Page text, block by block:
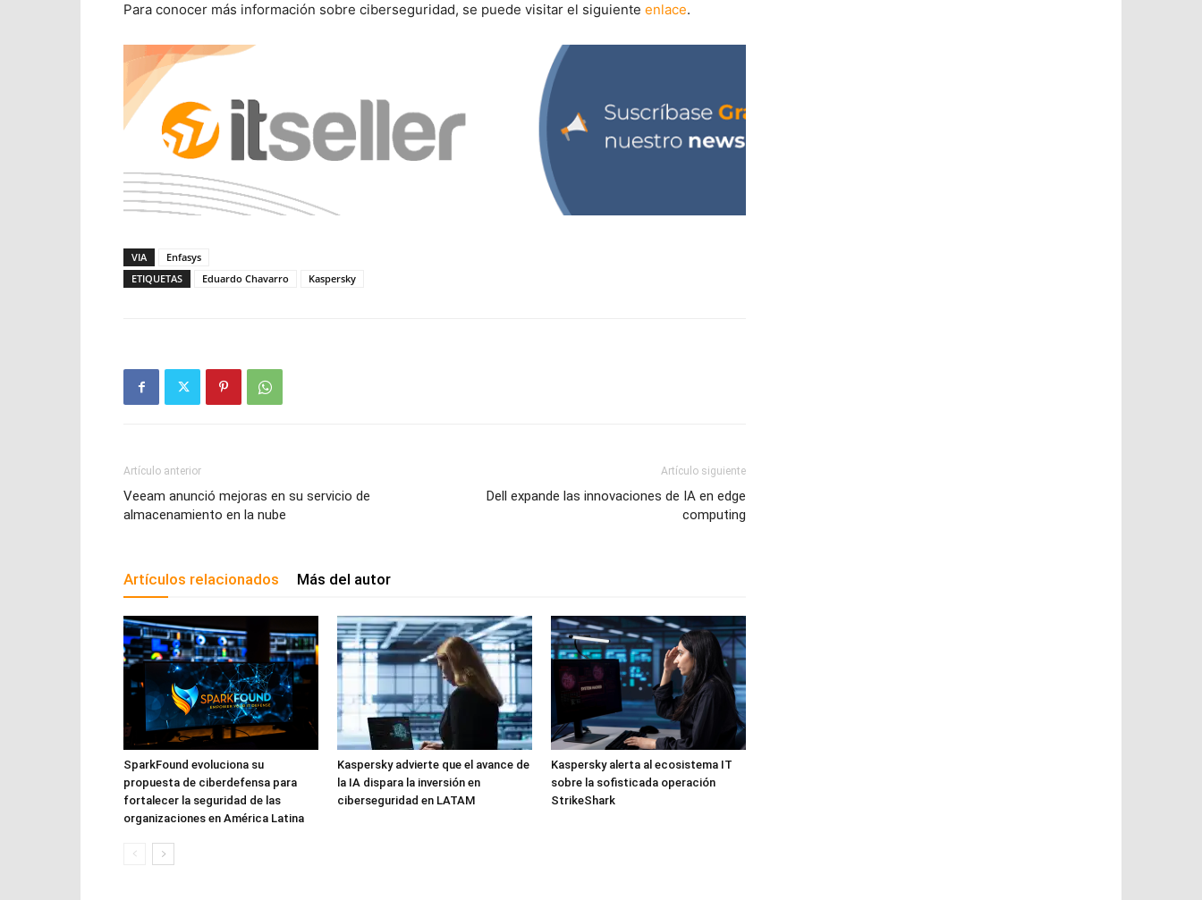
Para conocer más información sobre ciberseguridad, se puede visitar el siguiente enlace.
VIA
Enfasys
ETIQUETAS
Eduardo Chavarro Kaspersky
Artículo anterior
Veeam anunció mejoras en su servicio de
almacenamiento en la nube
Artículo siguiente
Dell expande las innovaciones de IA en edge
computing
Artículos relacionados Más del autor
SparkFound evoluciona su
propuesta de ciberdefensa para
fortalecer la seguridad de las
organizaciones en América Latina
Kaspersky advierte que el avance de
la IA dispara la inversión en
ciberseguridad en LATAM
Kaspersky alerta al ecosistema IT
sobre la sofisticada operación
StrikeShark